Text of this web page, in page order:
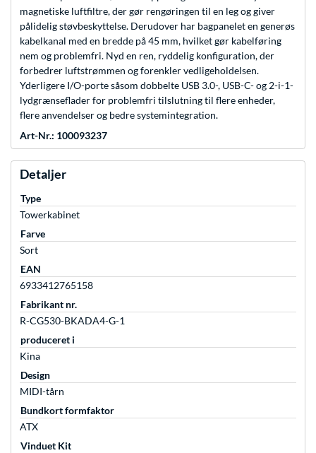
magnetiske luftfiltre, der gør rengøringen til en leg og giver
pålidelig støvbeskyttelse. Derudover har bagpanelet en generøs
kabelkanal med en bredde på 45 mm, hvilket gør kabelføring
nem og problemfri. Nyd en ren, ryddelig konfiguration, der
forbedrer luftstrømmen og forenkler vedligeholdelsen.
Yderligere I/O-porte såsom dobbelte USB 3.0-, USB-C- og 2-i-1-
lydgrænseflader for problemfri tilslutning til flere enheder,
flere anvendelser og bedre systemintegration.
Art-Nr.: 100093237
Detaljer
Type
Towerkabinet
Farve
Sort
EAN
6933412765158
Fabrikant nr.
R-CG530-BKADA4-G-1
produceret i
Kina
Design
MIDI-tårn
Bundkort formfaktor
ATX
Vinduet Kit